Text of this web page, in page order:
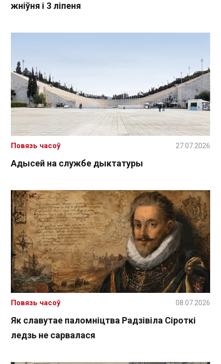
жніўня і 3 ліпеня
Адысей на службе дыктатуры
Повязь часоў 27.07.2026
Як славутае паломніцтва Радзівіла Сіроткі
ледзь не сарвалася
Повязь часоў 08.07.2026